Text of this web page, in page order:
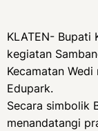
KLATEN- Bupati
kegiatan
Kecamatan
Edupark.
Secara simbolik
menandatangi